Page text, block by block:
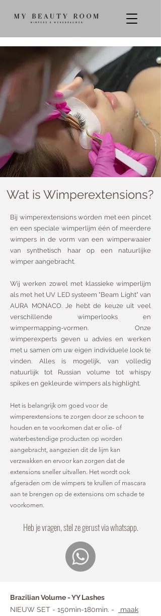
Wat is Wimperextensions?
Bij wimperextensions worden met een pincet
en een speciale wimperlijm één of meerdere
wimpers in de vorm van een wimperwaaier
van synthetisch haar op een natuurlijke
wimper aangebracht.
Wij werken zowel met klassieke wimperlijm
als met het UV LED systeem "Beam Light" van
AURA MONACO. Je hebt de keuze uit veel
verschillende wimperlooks en
wimpermapping-vormen. Onze
wimperexperts geven u advies en werken
met u samen om uw eigen individuele look te
vinden. Alles is mogelijk, van volledig
natuurlijk tot Russian volume tot whispy
spikes en gekleurde wimpers als highlight.
Het is belangrijk om goed voor de
wimperextensions te zorgen door ze schoon te
houden en te voorkomen dat er olie- of
waterbestendige producten op worden
aangebracht, aangezien dit de lijm kan
verzwakken en ervoor kan zorgen dat de
extensions sneller uitvallen. Het wordt ook
afgeraden om de wimpers te krullen of mascara
aan te brengen op de extensions om schade te
voorkomen.
Heb je vragen, stel ze gerust via whatsapp.
Brazilian Volume - YY Lashes
NIEUW SET - 150min-180min. -
maak